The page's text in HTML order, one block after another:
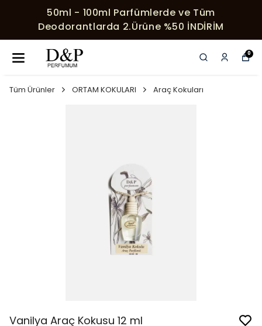
50ml - 100ml Parfümlerde ve Tüm
Deodorantlarda 2.Ürüne %50 İNDİRİM
0
Tüm Ürünler ORTAM KOKULARI Araç Kokuları
Vanilya Araç Kokusu 12 ml